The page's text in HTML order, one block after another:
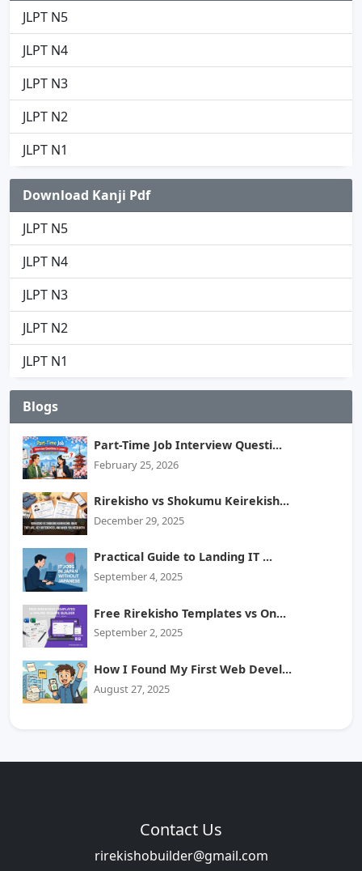
JLPT N5
JLPT N4
JLPT N3
JLPT N2
JLPT N1
Download Kanji Pdf
JLPT N5
JLPT N4
JLPT N3
JLPT N2
JLPT N1
Blogs
Part-Time Job Interview Questi...
February 25, 2026
Rirekisho vs Shokumu Keirekish...
December 29, 2025
Practical Guide to Landing IT ...
September 4, 2025
Free Rirekisho Templates vs On...
September 2, 2025
How I Found My First Web Devel...
August 27, 2025
Contact Us
rirekishobuilder@gmail.com